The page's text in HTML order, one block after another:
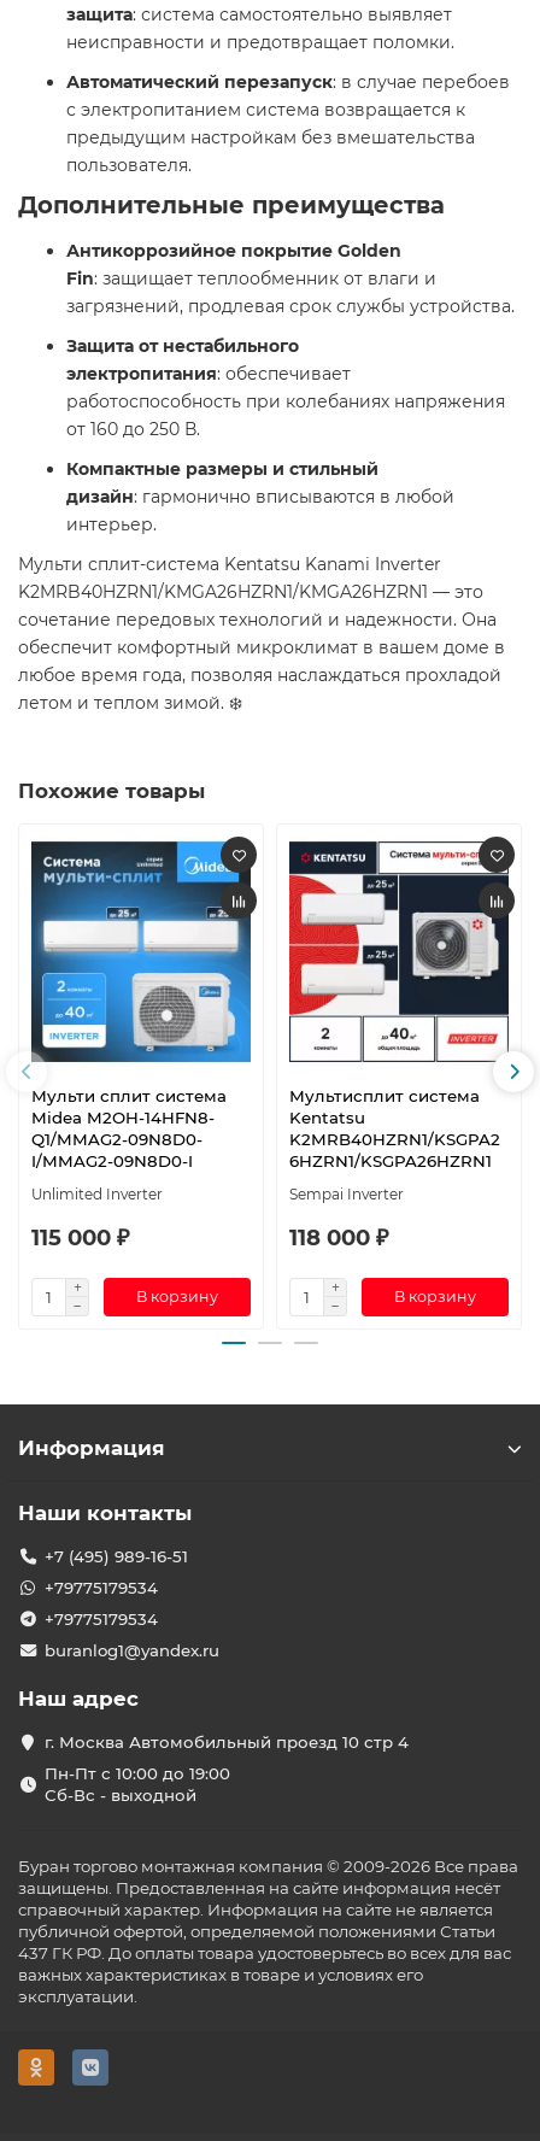
защита: система самостоятельно выявляет
неисправности и предотвращает поломки.​
Автоматический перезапуск: в случае перебоев
с электропитанием система возвращается к
предыдущим настройкам без вмешательства
пользователя.​
Дополнительные преимущества
Антикоррозийное покрытие Golden
Fin: защищает теплообменник от влаги и
загрязнений, продлевая срок службы устройства.​
Защита от нестабильного
электропитания: обеспечивает
работоспособность при колебаниях напряжения
от 160 до 250 В.​
Компактные размеры и стильный
дизайн: гармонично вписываются в любой
интерьер.​
Мульти сплит-система Kentatsu Kanami Inverter
K2MRB40HZRN1/KMGA26HZRN1/KMGA26HZRN1 — это
сочетание передовых технологий и надежности. Она
обеспечит комфортный микроклимат в вашем доме в
любое время года, позволяя наслаждаться прохладой
летом и теплом зимой. ❄️​
Похожие товары
Мульти сплит система
Midea M2OH-14HFN8-
Q1/MMAG2-09N8D0-
I/MMAG2-09N8D0-I
Unlimited Inverter
115 000 ₽
В корзину
Мультисплит система
Kentatsu
K2MRB40HZRN1/KSGPA2
6HZRN1/KSGPA26HZRN1
Sempai Inverter
118 000 ₽
В корзину
Информация
Наши контакты
+7 (495) 989-16-51
+79775179534
+79775179534
buranlog1@yandex.ru
Наш адрес
г. Москва Автомобильный проезд 10 стр 4
Пн-Пт с 10:00 до 19:00
Сб-Вс - выходной
Буран торгово монтажная компания © 2009-2026 Все права
защищены. Предоставленная на сайте информация несёт
справочный характер. Информация на сайте не является
публичной офертой, определяемой положениями Статьи
437 ГК РФ. До оплаты товара удостоверьтесь во всех для вас
важных характеристиках в товаре и условиях его
эксплуатации.